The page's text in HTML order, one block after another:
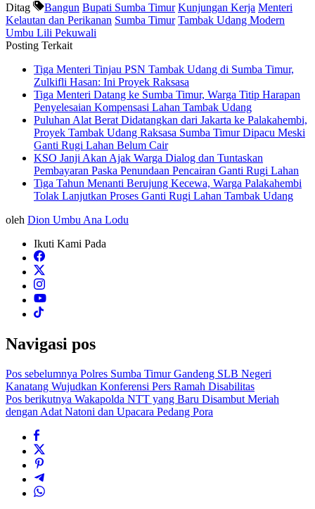
Ditag Bangun Bupati Sumba Timur Kunjungan Kerja Menteri
Kelautan dan Perikanan Sumba Timur Tambak Udang Modern
Umbu Lili Pekuwali
Posting Terkait
Tiga Menteri Tinjau PSN Tambak Udang di Sumba Timur,
Zulkifli Hasan: Ini Proyek Raksasa
Tiga Menteri Datang ke Sumba Timur, Warga Titip Harapan
Penyelesaian Kompensasi Lahan Tambak Udang
Puluhan Alat Berat Didatangkan dari Jakarta ke Palakahembi,
Proyek Tambak Udang Raksasa Sumba Timur Dipacu Meski
Ganti Rugi Lahan Belum Cair
KSO Janji Akan Ajak Warga Dialog dan Tuntaskan
Pembayaran Paska Penundaan Pencairan Ganti Rugi Lahan
Tiga Tahun Menanti Berujung Kecewa, Warga Palakahembi
Tolak Lanjutkan Proses Ganti Rugi Lahan Tambak Udang
oleh Dion Umbu Ana Lodu
Ikuti Kami Pada
Navigasi pos
Pos sebelumnya Polres Sumba Timur Gandeng SLB Negeri
Kanatang Wujudkan Konferensi Pers Ramah Disabilitas
Pos berikutnya Wakapolda NTT yang Baru Disambut Meriah
dengan Adat Natoni dan Upacara Pedang Pora